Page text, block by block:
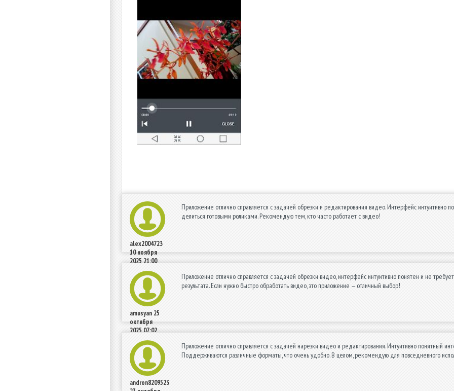
alex2004723
10 ноября
2025 21:00
Приложение отлично справляется с задачей обрезки и редактирования видео. Интерфейс интуитивно
делиться готовыми роликами. Рекомендую тем, кто часто работает с видео!
amusyan 25
октября
2025 07:02
Приложение отлично справляется с задачей обрезки видео, интерфейс интуитивно понятен и не
результата. Если нужно быстро обработать видео, это приложение — отличный выбор!
andron8209523
Приложение отлично справляется с задачей нарезки видео и редактирования. Интуитивно понятный
Поддерживаются различные форматы, что очень удобно. В целом, рекомендую для повседневного